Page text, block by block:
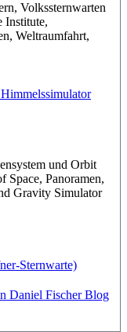
Volkssternwarten
Institute,
Weltraumfahrt,
und Orbit
Space, Panoramen,
Gravity Simulator
Sternwarte)
Daniel Fischer Blog